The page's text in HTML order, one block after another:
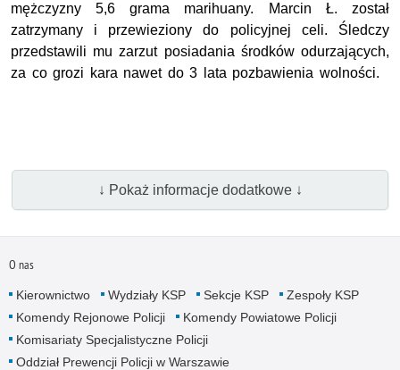
mężczyzny 5,6 grama marihuany. Marcin Ł. został
zatrzymany i przewieziony do policyjnej celi. Śledczy
przedstawili mu zarzut posiadania środków odurzających,
za co grozi kara nawet do 3 lata pozbawienia wolności.
↓ Pokaż informacje dodatkowe ↓
O nas
Kierownictwo Wydziały KSP Sekcje KSP
Zespoły KSP
Komendy Rejonowe Policji
Komendy Powiatowe Policji
Komisariaty Specjalistyczne Policji
Oddział Prewencji Policji w Warszawie